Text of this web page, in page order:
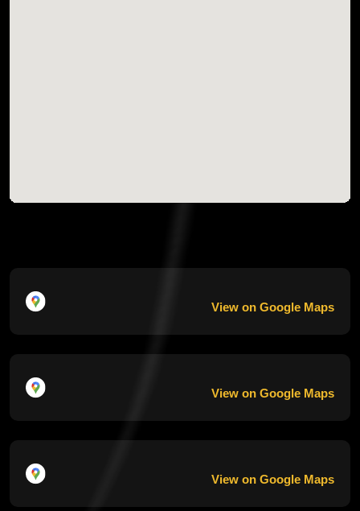
View on Google Maps
View on Google Maps
View on Google Maps